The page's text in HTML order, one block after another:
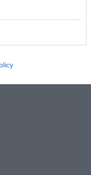
splądrowali jedno
mieszkanie poniżej
aczkolwiek
dodaje, że wśród